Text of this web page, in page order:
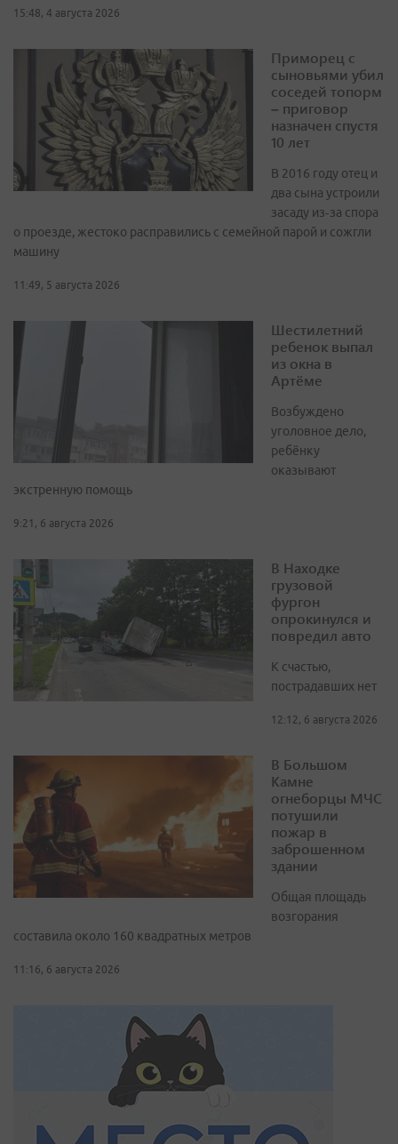
15:48, 4 августа 2026
Приморец с
сыновьями убил
соседей топорм
– приговор
назначен спустя
10 лет
В 2016 году отец и
два сына устроили
засаду из‑за спора
о проезде, жестоко расправились с семейной парой и сожгли
машину
11:49, 5 августа 2026
Шестилетний
ребенок выпал
из окна в
Артёме
Возбуждено
уголовное дело,
ребёнку
оказывают
экстренную помощь
9:21, 6 августа 2026
В Находке
грузовой
фургон
опрокинулся и
повредил авто
К счастью,
пострадавших нет
12:12, 6 августа 2026
В Большом
Камне
огнеборцы МЧС
потушили
пожар в
заброшенном
здании
Общая площадь
возгорания
составила около 160 квадратных метров
11:16, 6 августа 2026